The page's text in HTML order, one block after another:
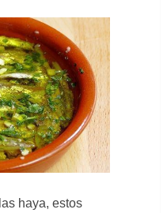
haya, estos